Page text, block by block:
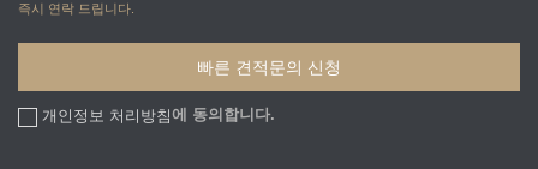
즉시 연락 드립니다.
개인정보 처리방침에 동의합니다.